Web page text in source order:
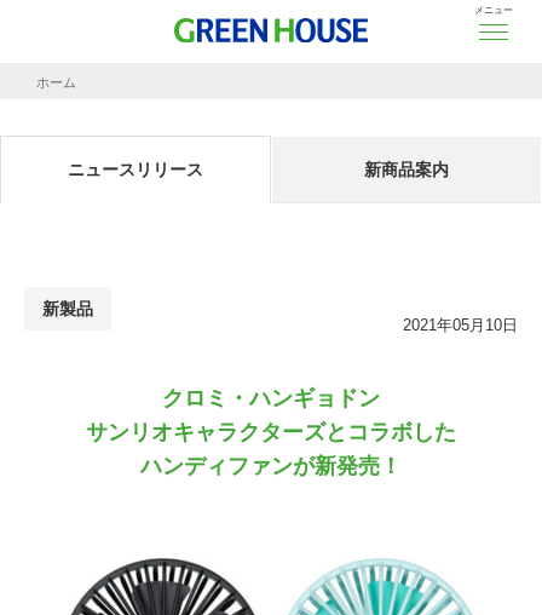
メニュー
ホーム
ニュースリリース 新商品案内
新製品
2021年05月10日
クロミ・ハンギョドン
サンリオキャラクターズと コラボした
ハンディファンが新発売！